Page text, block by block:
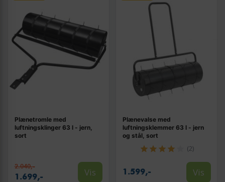
Plænetromle med
luftningsklinger 63 l - jern,
sort
2.040,-
1.699,- Vis
Plænevalse med
luftningsklemmer 63 l - jern
og stål, sort
(2)
1.599,- Vis